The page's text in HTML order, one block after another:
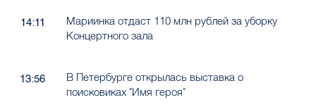
14:11
Мариинка отдаст 110 млн рублей за уборку
Концертного зала
13:56
В Петербурге открылась выставка о
поисковиках "Имя героя"